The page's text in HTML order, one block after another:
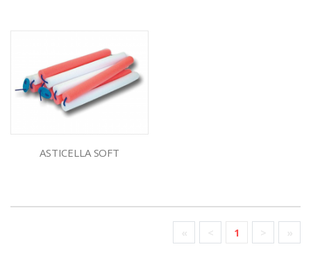
ASTICELLA SOFT
1